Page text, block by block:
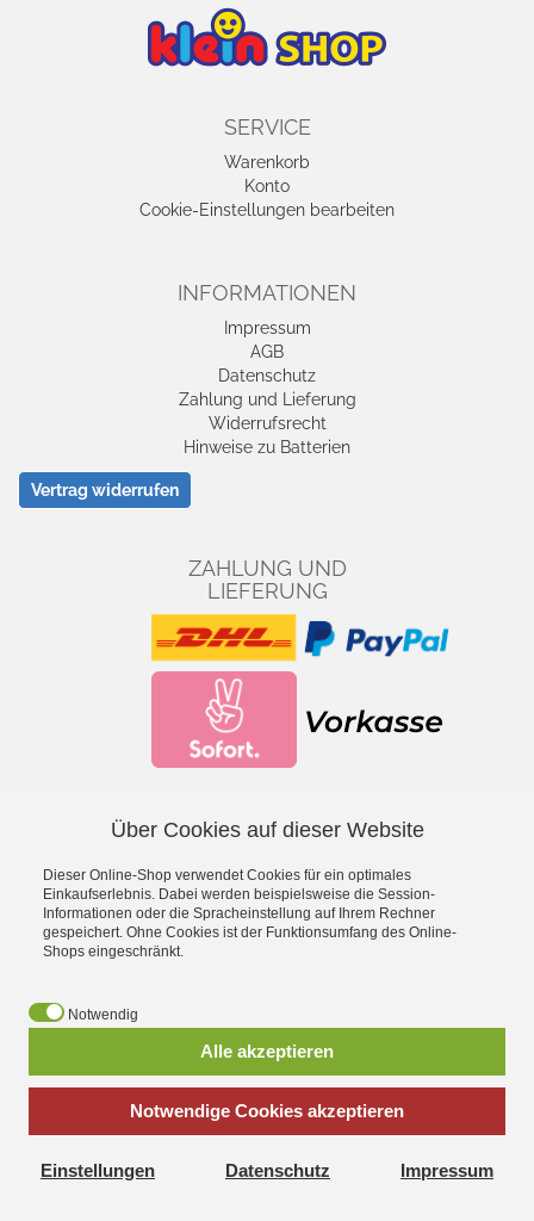
SERVICE
Warenkorb
Konto
Cookie-Einstellungen bearbeiten
INFORMATIONEN
Impressum
AGB
Datenschutz
Zahlung und Lieferung
Widerrufsrecht
Hinweise zu Batterien
Vertrag widerrufen
ZAHLUNG UND
LIEFERUNG
*inkl. MwSt., zzgl.Versandkosten
- Entdecke die Theo Klein Spielzeug-Welt -
Bosch Car Service Spielzeug
Steps Magnetpuzzle·Electrolux Haushaltsspielzeug·Emmas
Kitchen Spielgeschirr· Fashion Passion Nähspielzeug
Fighter Henry Feuerwehrspielzeug·Hot Wheels·Klein goes Bio
Miele Spielküchen·MSA Feuerwehrhelme ·Police Unit
Robbie & Buddy Konstruktionsset·Schleich Sammelkoffer·
Über Cookies auf dieser Website
Dieser Online-Shop verwendet Cookies für ein optimales
Einkaufserlebnis. Dabei werden beispielsweise die Session-
Informationen oder die Spracheinstellung auf Ihrem Rechner
gespeichert. Ohne Cookies ist der Funktionsumfang des Online-
Shops eingeschränkt.
Notwendig
Alle akzeptieren
Notwendige Cookies akzeptieren
Einstellungen Datenschutz Impressum